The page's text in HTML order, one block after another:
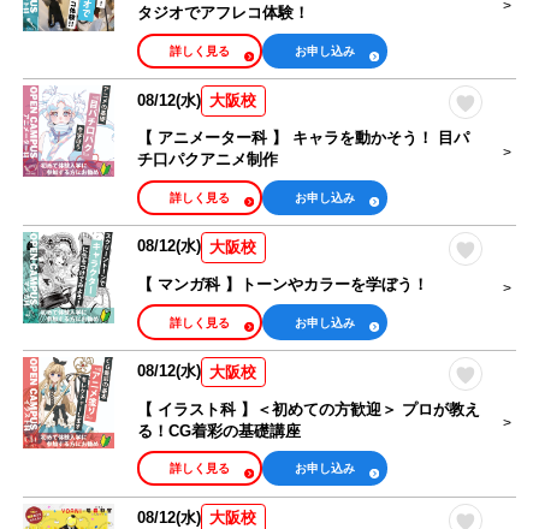
タジオでアフレコ体験！
お申し込み
詳しく見る
08/12(水) 大阪校
【 アニメーター科 】 キャラを動かそう！ 目パ
チ口パクアニメ制作
お申し込み
詳しく見る
08/12(水) 大阪校
【 マンガ科 】トーンやカラーを学ぼう！
お申し込み
詳しく見る
08/12(水) 大阪校
【 イラスト科 】＜初めての方歓迎＞ プロが教え
る！CG着彩の基礎講座
お申し込み
詳しく見る
08/12(水) 大阪校